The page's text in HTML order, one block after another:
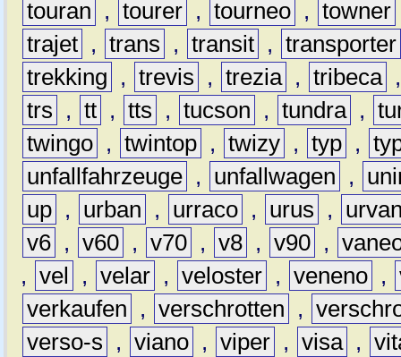
touran , tourer , tourneo , towner
trajet , trans , transit , transporter
trekking
, trevis , trezia , tribeca
trs
, tt , tts , tucson , tundra ,
twingo , twintop , twizy , typ ,
unfallfahrzeuge , unfallwagen ,
up , urban , urraco , urus ,
v6 , v60 , v70 , v8 , v90 ,
, vel , velar , veloster , veneno ,
verkaufen
, verschrotten ,
verso-s
, viano , viper , visa ,